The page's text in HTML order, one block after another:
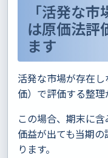
「活発な
は原価法評
ます
活発な市場が存在
価）で評価する整理
この場合、期末に
価益が出ても当期
ります。